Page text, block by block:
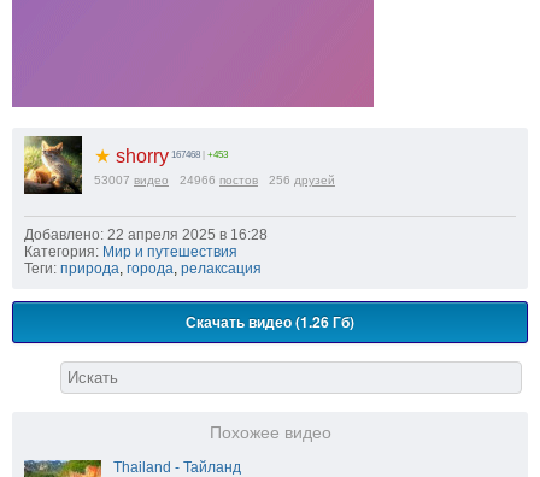
★ shorry 167468 | +453
53007 видео 24966 постов 256 друзей
Добавлено: 22 апреля 2025 в 16:28
Категория: Мир и путешествия
Теги: природа города релаксация
Скачать видео (1.26 Гб)
Похожее видео
Thailand - Тайланд